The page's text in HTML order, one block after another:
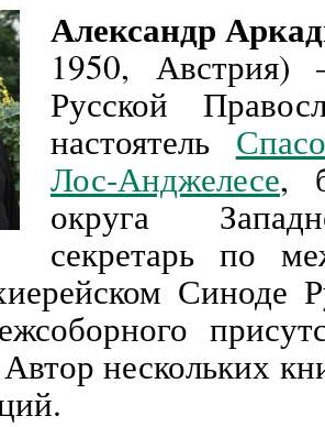
Александр
1950, Австрия)
Русской
настоятель
Лос-Анджелесе,
округа
секретарь по
Синоде
нескольких